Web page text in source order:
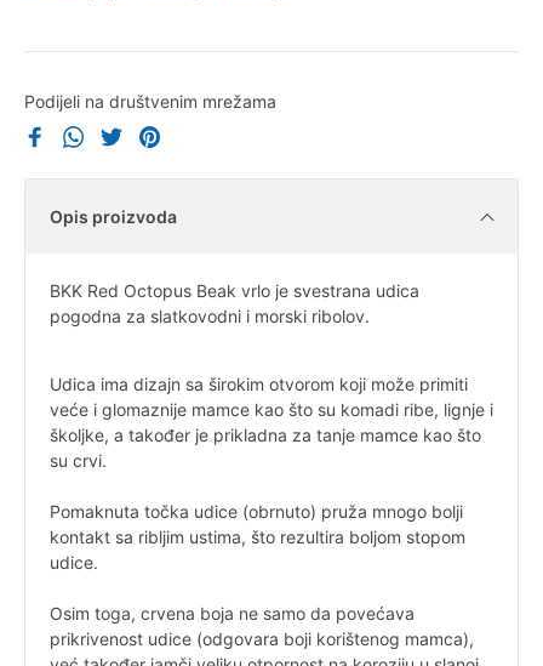
Podijeli na društvenim mrežama
Opis proizvoda
BKK Red Octopus Beak vrlo je svestrana udica
pogodna za slatkovodni i morski ribolov.
Udica ima dizajn sa širokim otvorom koji može primiti
veće i glomaznije mamce kao što su komadi ribe, lignje i
školjke, a također je prikladna za tanje mamce kao što
su crvi.
Pomaknuta točka udice (obrnuto) pruža mnogo bolji
kontakt sa ribljim ustima, što rezultira boljom stopom
udice.
Osim toga, crvena boja ne samo da povećava
prikrivenost udice (odgovara boji korištenog mamca),